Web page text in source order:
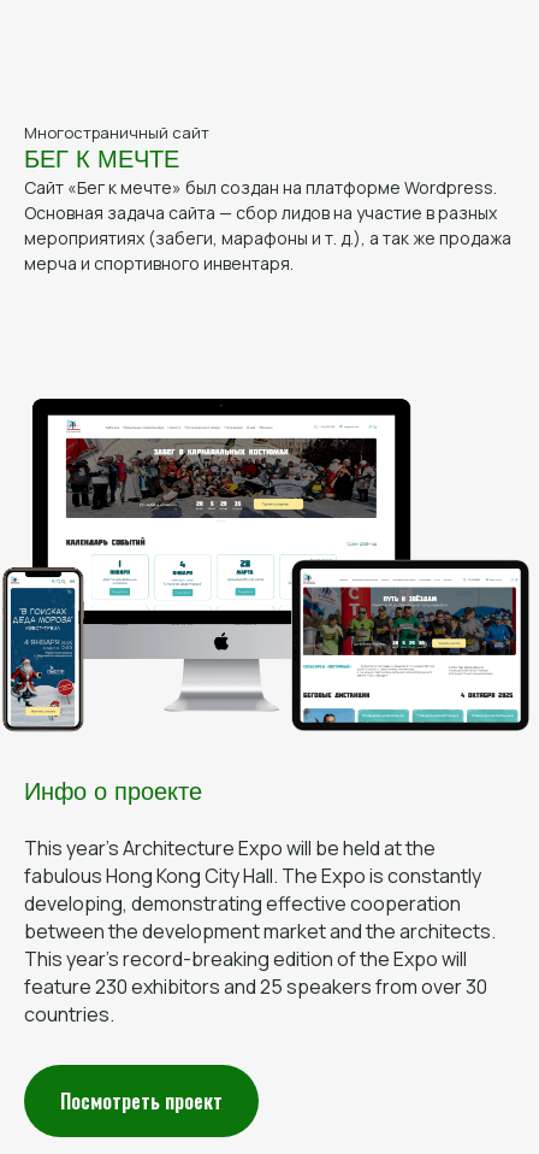
Многостраничный сайт
БЕГ К МЕЧТЕ
Сайт «Бег к мечте» был создан на платформе Wordpress.
Основная задача сайта — сбор лидов на участие в разных
мероприятиях (забеги, марафоны и т. д.), а так же продажа
мерча и спортивного инвентаря.
Инфо о проекте
This year's Architecture Expo will be held at the
fabulous Hong Kong City Hall. The Expo is constantly
developing, demonstrating effective cooperation
between the development market and the architects.
This year's record-breaking edition of the Expo will
feature 230 exhibitors and 25 speakers from over 30
countries.
Посмотреть проект